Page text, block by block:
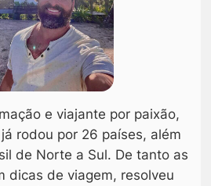
e viajante por paixão,
rodou por 26 países, além
de Norte a Sul. De tanto as
dicas de viagem, resolveu